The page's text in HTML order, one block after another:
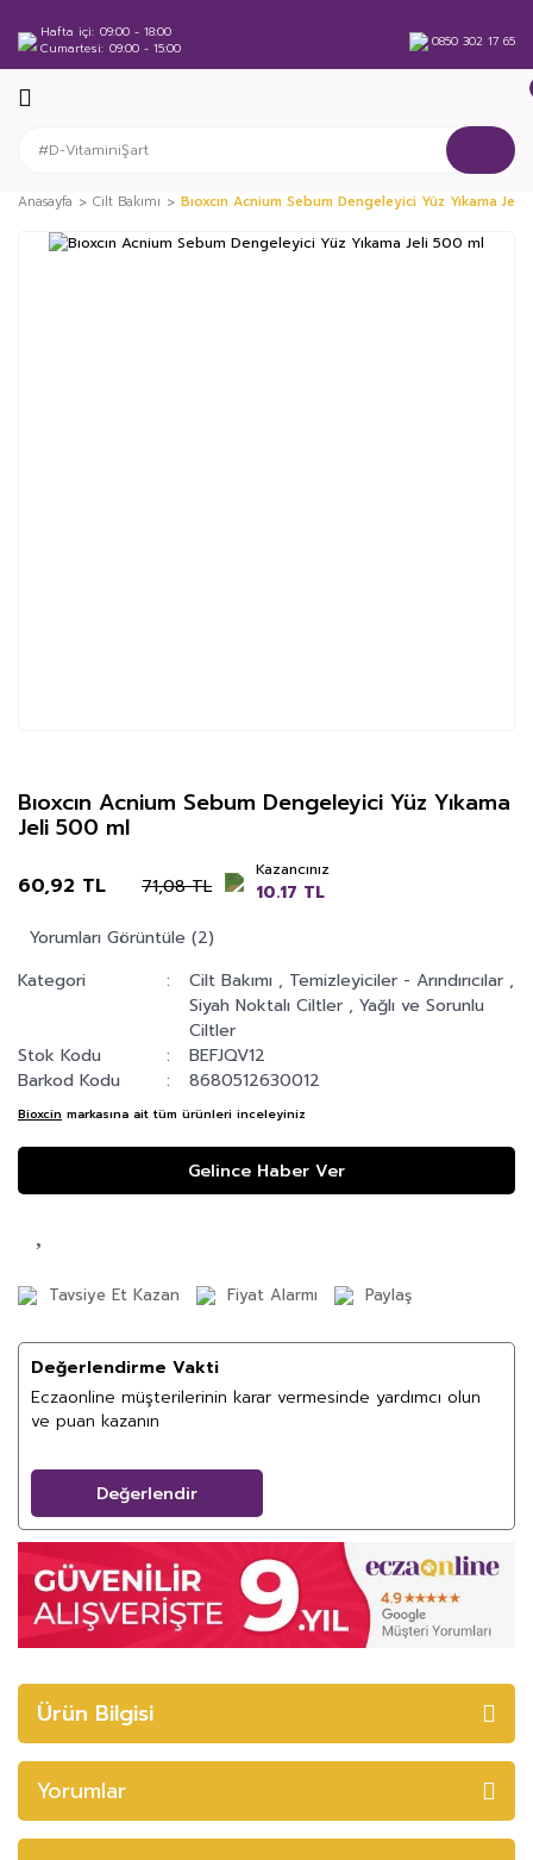
Hafta içi 09:00 - 18:00
Cumartesi 09:00 - 15:00 0850 302 17 65
Anasayfa Cilt Bakımı Bıoxcın Acnium Sebum Dengeleyici Yüz Yıkama Jeli
Bıoxcın Acnium Sebum Dengeleyici Yüz Yıkama
Jeli 500 ml
60,92 TL 71,08 TL
Kazancınız
10.17 TL
Yorumları Görüntüle (2)
Kategori
Cilt Bakımı , Temizleyiciler - Arındırıcılar ,
Siyah Noktalı Ciltler ,Yağlı ve Sorunlu
Ciltler
Stok Kodu
BEFJQV12
Barkod Kodu
8680512630012
Bioxcin markasına ait tüm ürünleri inceleyiniz
Gelince Haber Ver
Tavsiye Et Kazan Fiyat Alarmı Paylaş
Değerlendirme Vakti
Eczaonline müşterilerinin karar vermesinde yardımcı olun
ve puan kazanın
Değerlendir
Ürün Bilgisi
Yorumlar